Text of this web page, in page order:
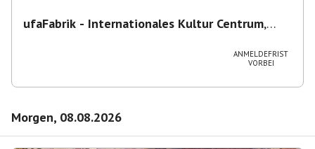
ufaFabrik - Internationales Kultur Centrum,
ANMELDEFRIST
VORBEI
Morgen, 08.08.2026